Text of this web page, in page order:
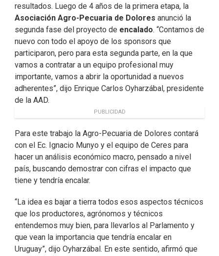
resultados. Luego de 4 años de la primera etapa, la
Asociación Agro-Pecuaria de Dolores anunció la
segunda fase del proyecto de encalado. “Contamos de
nuevo con todo el apoyo de los sponsors que
participaron, pero para esta segunda parte, en la que
vamos a contratar a un equipo profesional muy
importante, vamos a abrir la oportunidad a nuevos
adherentes”, dijo Enrique Carlos Oyharzábal, presidente
de la AAD.
PUBLICIDAD
Para este trabajo la Agro-Pecuaria de Dolores contará
con el Ec. Ignacio Munyo y el equipo de Ceres para
hacer un análisis económico macro, pensado a nivel
país, buscando demostrar con cifras el impacto que
tiene y tendría encalar.
“La idea es bajar a tierra todos esos aspectos técnicos
que los productores, agrónomos y técnicos
entendemos muy bien, para llevarlos al Parlamento y
que vean la importancia que tendría encalar en
Uruguay”, dijo Oyharzábal. En este sentido, afirmó que